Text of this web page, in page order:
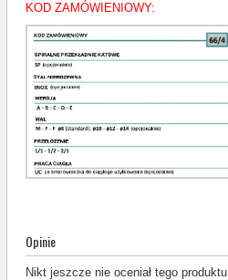
KOD ZAMÓWIENIOWY:
Opinie
Nikt jeszcze nie oceniał tego produktu.